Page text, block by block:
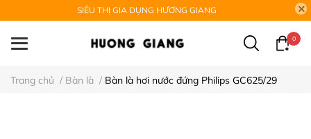
SIÊU THỊ GIA DỤNG HƯƠNG GIANG
0
Trang chủ / Bàn là / Bàn là hơi nước đứng Philips GC625/29